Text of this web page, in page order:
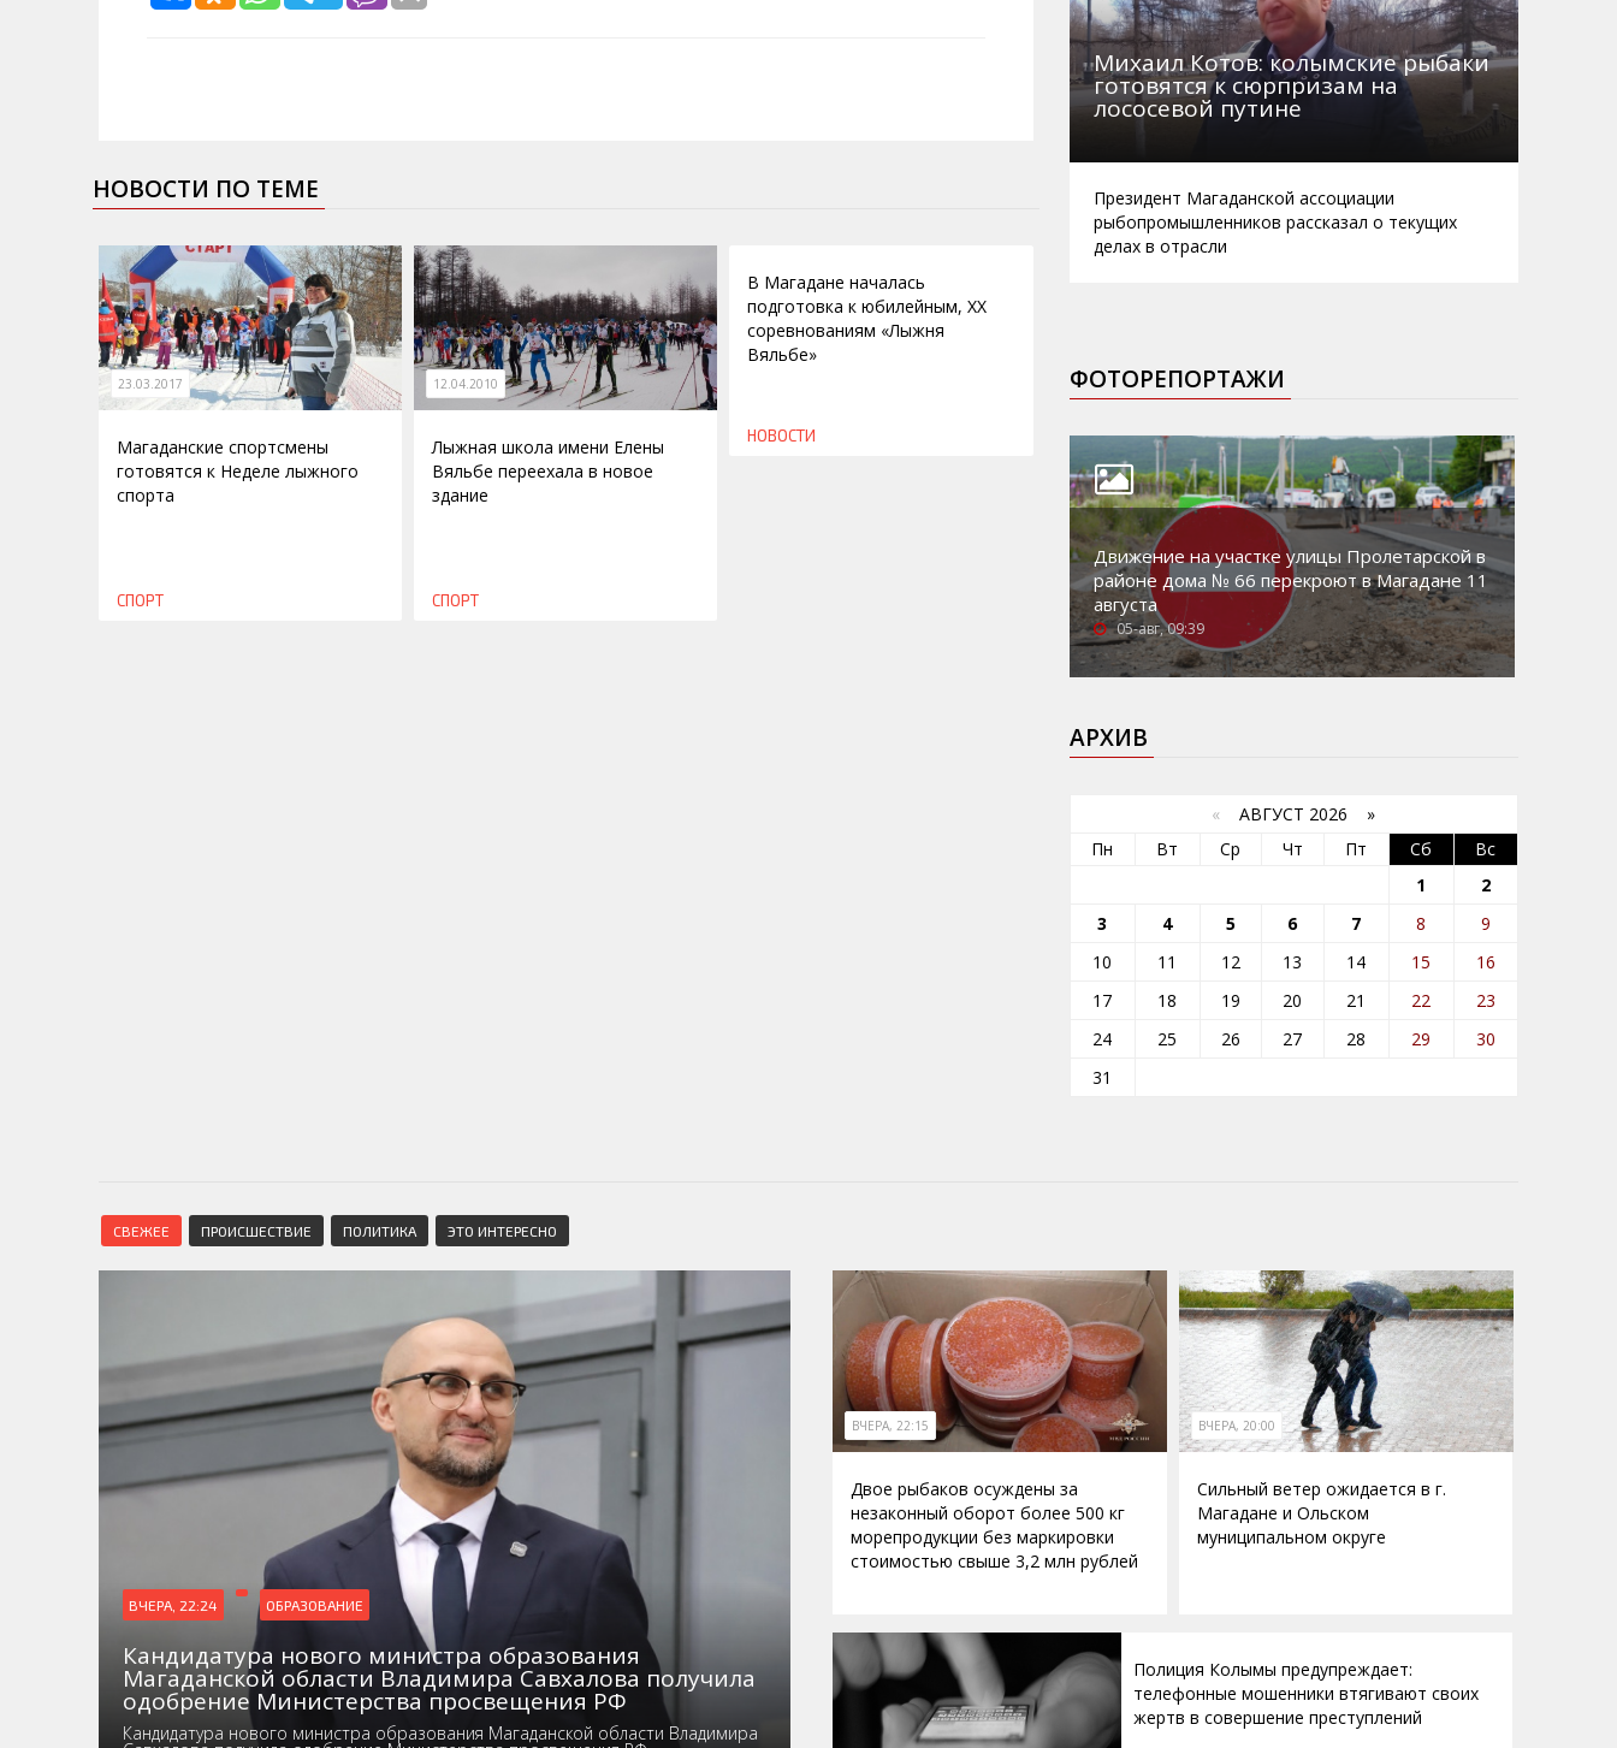
НОВОСТИ ПО ТЕМЕ
23.03.2017
Магаданские спортсмены
готовятся к Неделе лыжного
спорта
СПОРТ
12.04.2010
Лыжная школа имени Елены
Вяльбе переехала в новое
здание
СПОРТ
В Магадане началась
подготовка к юбилейным, ХХ
соревнованиям «Лыжня
Вяльбе»
НОВОСТИ
Михаил Котов: колымские рыбаки
готовятся к сюрпризам на
лососевой путине
Президент Магаданской ассоциации
рыбопромышленников рассказал о текущих
делах в отрасли
ФОТОРЕПОРТАЖИ
Движение на участке улицы Пролетарской в
районе дома № 66 перекроют в Магадане 11
августа
05-авг, 09:39
АРХИВ
« АВГУСТ 2026 »
Пн
Вт Ср Чт Пт Сб
Вс
1
2
3
4 5 6 7 8
9
10
11 12 13 14 15
16
17
18 19 20 21 22
23
24
25 26 27 28 29
30
31
СВЕЖЕЕ ПРОИСШЕСТВИЕ ПОЛИТИКА ЭТО ИНТЕРЕСНО
ВЧЕРА, 22:24 ОБРАЗОВАНИЕ
Кандидатура нового министра образования
Магаданской области Владимира Савхалова получила
одобрение Министерства просвещения РФ
Кандидатура нового министра образования Магаданской области Владимира
ВЧЕРА, 22:15
Двое рыбаков осуждены за
незаконный оборот более 500 кг
морепродукции без маркировки
стоимостью свыше 3,2 млн рублей
ВЧЕРА, 20:00
Сильный ветер ожидается в г.
Магадане и Ольском
муниципальном округе
Полиция Колымы предупреждает:
телефонные мошенники втягивают своих
жертв в совершение преступлений